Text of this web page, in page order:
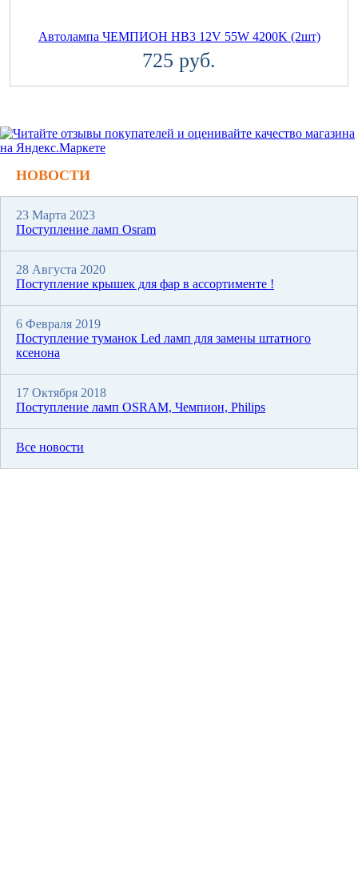
Автолампа ЧЕМПИОН HB3 12V 55W 4200K (2шт)
725 руб.
НОВОСТИ
23 Марта 2023
Поступление ламп Osram
28 Августа 2020
Поступление крышек для фар в ассортименте !
6 Февраля 2019
Поступление туманок Led ламп для замены штатного
ксенона
17 Октября 2018
Поступление ламп OSRAM, Чемпион, Philips
Все новости